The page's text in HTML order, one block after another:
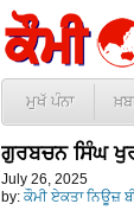
ਮੁਖੱ ਪੰਨਾ
ਗੁਰਬਚਨ ਸਿੰਘ
July 26, 2025
by: ਕੌਮੀ ਏਕਤਾ ਨਿਊਜ਼